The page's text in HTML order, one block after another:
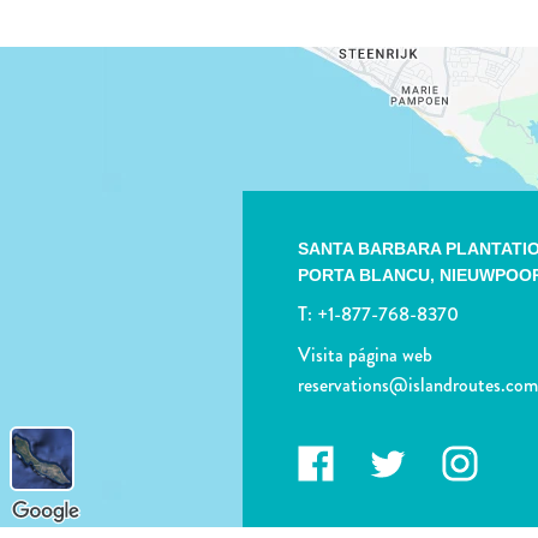
SANTA BARBARA
PORTA BLANCU,
T: +1-877-768-8370
Visita página web
reservations@islandroutes.com